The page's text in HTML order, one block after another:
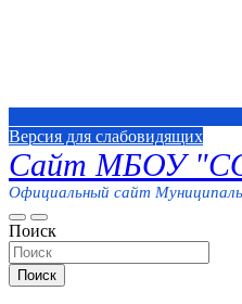
Версия для слабовидящих
Сайт МБОУ
Официальный сайт
Поиск
Поиск